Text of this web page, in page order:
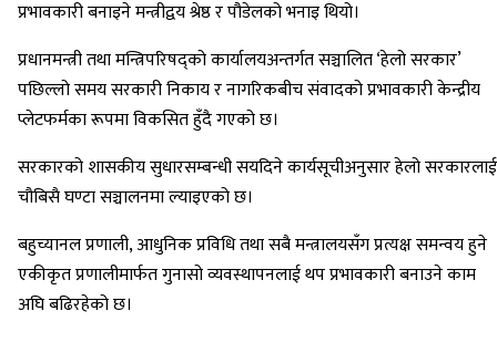
प्रभावकारी बनाइने मन्त्रीद्वय श्रेष्ठ र पौडेलको भनाइ थियो।
प्रधानमन्त्री तथा मन्त्रिपरिषद्को कार्यालयअन्तर्गत सञ्चालित ‘हेलो सरकार’
पछिल्लो समय सरकारी निकाय र नागरिकबीच संवादको प्रभावकारी केन्द्रीय
प्लेटफर्मका रूपमा विकसित हुँदै गएको छ।
सरकारको शासकीय सुधारसम्बन्धी सयदिने कार्यसूचीअनुसार हेलो सरकारलाई
चौबिसै घण्टा सञ्चालनमा ल्याइएको छ।
बहुच्यानल प्रणाली, आधुनिक प्रविधि तथा सबै मन्त्रालयसँग प्रत्यक्ष समन्वय हुने
एकीकृत प्रणालीमार्फत गुनासो व्यवस्थापनलाई थप प्रभावकारी बनाउने काम
अघि बढिरहेको छ।